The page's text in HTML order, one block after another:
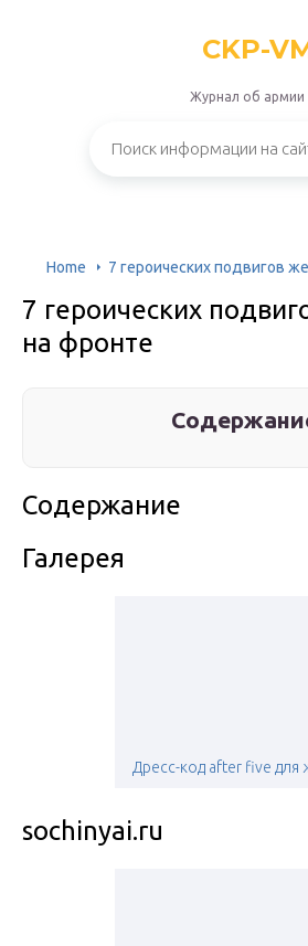
CKP-
Журнал об армии
Home 7 героических подвигов
7 героических
на фронте
Содержание
Галерея
Дресс-код after five для
sochinyai.ru